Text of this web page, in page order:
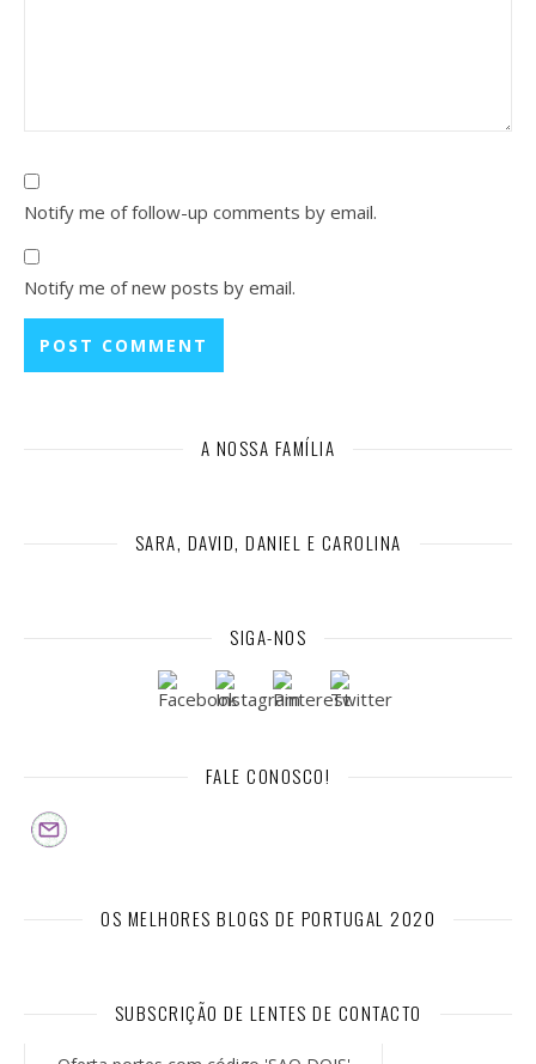
Notify me of follow-up comments by email.
Notify me of new posts by email.
A NOSSA FAMÍLIA
SARA, DAVID, DANIEL E CAROLINA
SIGA-NOS
FALE CONOSCO!
OS MELHORES BLOGS DE PORTUGAL 2020
SUBSCRIÇÃO DE LENTES DE CONTACTO